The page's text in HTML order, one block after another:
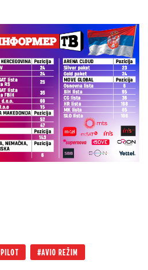
PILOT AVIO REŽIM